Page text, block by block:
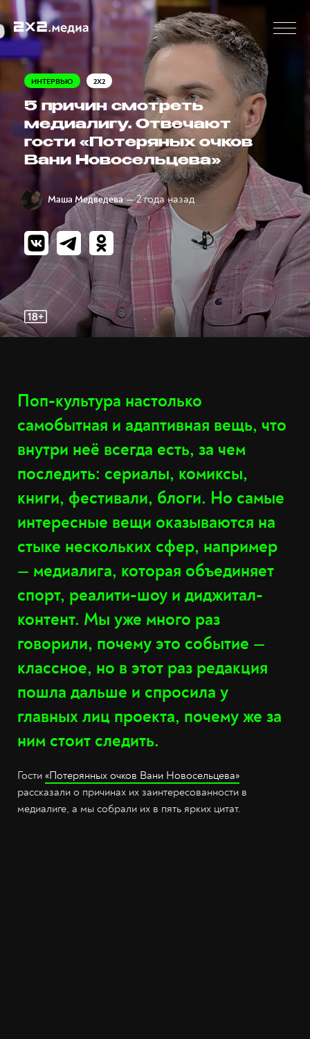
ИНТЕРВЬЮ 2X2
5 причин смотреть
медиалигу. Отвечают
гости «Потеряных очков
Вани Новосельцева»
Маша Медведева — 2 года назад
Поп-культура настолько
самобытная и адаптивная вещь, что
внутри неё всегда есть, за чем
последить: сериалы, комиксы,
книги, фестивали, блоги. Но самые
интересные вещи оказываются на
стыке нескольких сфер, например
— медиалига, которая объединяет
спорт, реалити-шоу и диджитал-
контент. Мы уже много раз
говорили, почему это событие —
классное, но в этот раз редакция
пошла дальше и спросила у
главных лиц проекта, почему же за
ним стоит следить.
Гости «Потерянных очков Вани Новосельцева»
рассказали о причинах их заинтересованности в
медиалиге, а мы собрали их в пять ярких цитат.